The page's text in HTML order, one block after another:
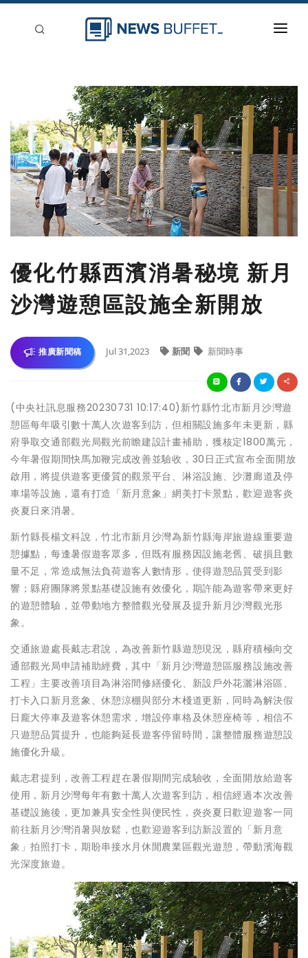
登入
刊登
優化竹縣西濱消暑秘境 新月
沙灣遊憩區設施全新開放
推廣新聞稿 Jul 31,2023 新聞 新聞時事
(中央社訊息服務20230731 10:17:40)新竹縣竹北市新月沙灣遊
憩區每年吸引數十萬人次遊客到訪，但相關設施多年未更新，縣
府爭取交通部觀光局觀光前瞻建設計畫補助，獲核定1800萬元，
今年暑假期間快馬加鞭完成改善並驗收，30日正式宣布全面開放
啟用，將提供遊客更優質的觀景平台、淋浴設施、沙灘廊道及停
車場等設施，還有打造「新月意象」網美打卡景點，歡迎遊客炎
炎夏日來消暑。
新竹縣長楊文科說，竹北市新月沙灣為新竹縣海岸旅遊線重要遊
憩據點，每逢暑假遊客眾多，但既有服務因設施老舊、破損且數
量不足，常造成無法負荷遊客人數情形，使得遊憩品質受到影
響；縣府團隊將景點基礎設施有效優化，期許能為遊客帶來更好
的遊憩體驗，並帶動地方整體觀光發展及提升新月沙灣觀光形
象。
交通旅遊處長戴志君說，為改善新竹縣遊憩現況，縣府積極向交
通部觀光局申請補助經費，其中「新月沙灣遊憩區服務設施改善
工程」主要改善項目為淋浴間修繕優化、新設戶外花灑淋浴區、
打卡入口新月意象、休憩涼棚與部分木棧道更新，同時為解決假
日龐大停車及遊客休憩需求，增設停車格及休憩座椅等，相信不
只遊憩品質提升，也能夠延長遊客停留時間，讓整體服務遊憩設
施優化升級。
戴志君提到，改善工程趕在暑假期間完成驗收，全面開放給遊客
使用，新月沙灣每年有數十萬人次遊客到訪，相信經過本次改善
基礎設施後，更加兼具安全性與便民性，炎炎夏日歡迎遊客一同
前往新月沙灣消暑與放鬆，也歡迎遊客到訪新設置的「新月意
象」拍照打卡，期盼串接水月休閒農業區觀光遊憩，帶動濱海觀
光深度旅遊。